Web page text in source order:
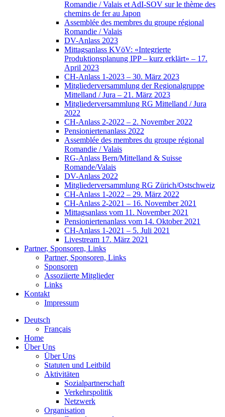
Romandie / Valais et AdI-SOV sur le thème des
chemins de fer au Japon
Assemblée des membres du groupe régional
Romandie / Valais
DV-Anlass 2023
Mittagsanlass KVöV: «Integrierte
Produktionsplanung IPP – kurz erklärt» – 17.
April 2023
CH-Anlass 1-2023 – 30. März 2023
Mitgliederversammlung der Regionalgruppe
Mittelland / Jura – 21. März 2023
Mitgliederversammlung RG Mittelland / Jura
2022
CH-Anlass 2-2022 – 2. November 2022
Pensioniertenanlass 2022
Assemblée des membres du groupe régional
Romandie / Valais
RG-Anlass Bern/Mittelland & Suisse
Romande/Valais
DV-Anlass 2022
Mitgliederversammlung RG Zürich/Ostschweiz
CH-Anlass 1-2022 – 29. März 2022
CH-Anlass 2-2021 – 16. November 2021
Mittagsanlass vom 11. November 2021
Pensioniertenanlass vom 14. Oktober 2021
CH-Anlass 1-2021 – 5. Juli 2021
Livestream 17. März 2021
Partner, Sponsoren, Links
Partner, Sponsoren, Links
Sponsoren
Assoziierte Mitglieder
Links
Kontakt
Impressum
Deutsch
Français
Home
Über Uns
Über Uns
Statuten und Leitbild
Aktivitäten
Sozialpartnerschaft
Verkehrspolitik
Netzwerk
Organisation